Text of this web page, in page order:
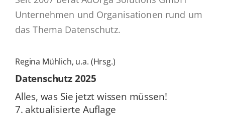
Unternehmen und Organisationen rund um
das Thema Datenschutz.
Regina Mühlich, u.a. (Hrsg.)
Daten­schutz 2025
Alles, was Sie jetzt wissen müssen!
7. ak­tua­li­sier­te Auflage